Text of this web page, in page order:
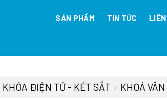
SẢN PHẨM TIN TỨC
KHÓA ĐIỆN TỬ - KÉT SẮT / KHOÁ VÂN